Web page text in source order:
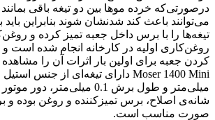
درصورتی‌که خرده موها بین دو تیغه باقی
می‌توانند باعث کند شدنشان شوند بنابراین باید
تیغه‌ها را با برس داخل جعبه تمیز کرده و
روغن‌کاری اولیه در کارخانه انجام شده است
کردن جعبه برای اولین بار اثرات آن را
شانه‌ی اصلاح، برس تمیزکننده و روغن بوده و
صورت مناسب است.